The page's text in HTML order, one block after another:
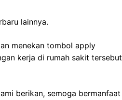
lainnya.
menekan tombol apply
kerja di rumah sakit tersebut
berikan, semoga bermanfaat